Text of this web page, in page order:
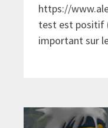
https://
test est positif
important sur